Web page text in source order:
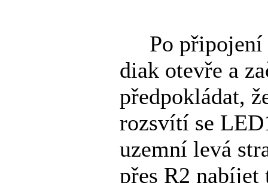
Po připojení
diak otevře a
předpokládat,
rozsvítí se
uzemní levá
přes R2 nabíjet